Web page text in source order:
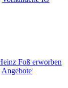
Foß erworben
Angebote